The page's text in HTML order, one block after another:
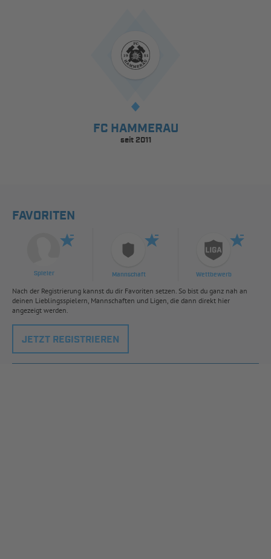
FC HAMMERAU
seit 2011
FAVORITEN
Spieler Mannschaft Wettbewerb
Nach der Registrierung kannst du dir Favoriten setzen. So bist du ganz nah an
deinen Lieblingsspielern, Mannschaften und Ligen, die dann direkt hier
angezeigt werden.
JETZT REGISTRIEREN